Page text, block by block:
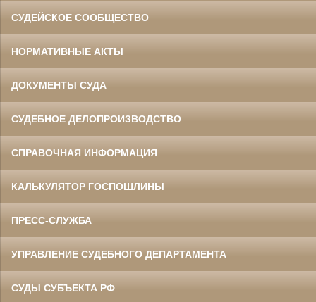
СУДЕЙСКОЕ СООБЩЕСТВО
НОРМАТИВНЫЕ АКТЫ
ДОКУМЕНТЫ СУДА
СУДЕБНОЕ ДЕЛОПРОИЗВОДСТВО
СПРАВОЧНАЯ ИНФОРМАЦИЯ
КАЛЬКУЛЯТОР ГОСПОШЛИНЫ
ПРЕСС-СЛУЖБА
УПРАВЛЕНИЕ СУДЕБНОГО ДЕПАРТАМЕНТА
СУДЫ СУБЪЕКТА РФ